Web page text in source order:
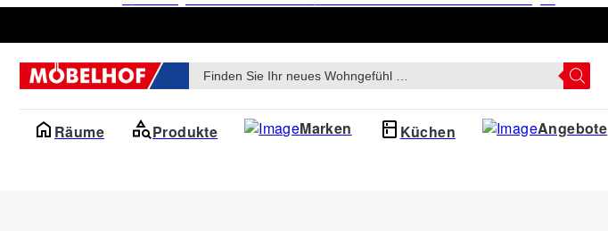
Products
search
Räume Produkte Marken Küchen Angebote